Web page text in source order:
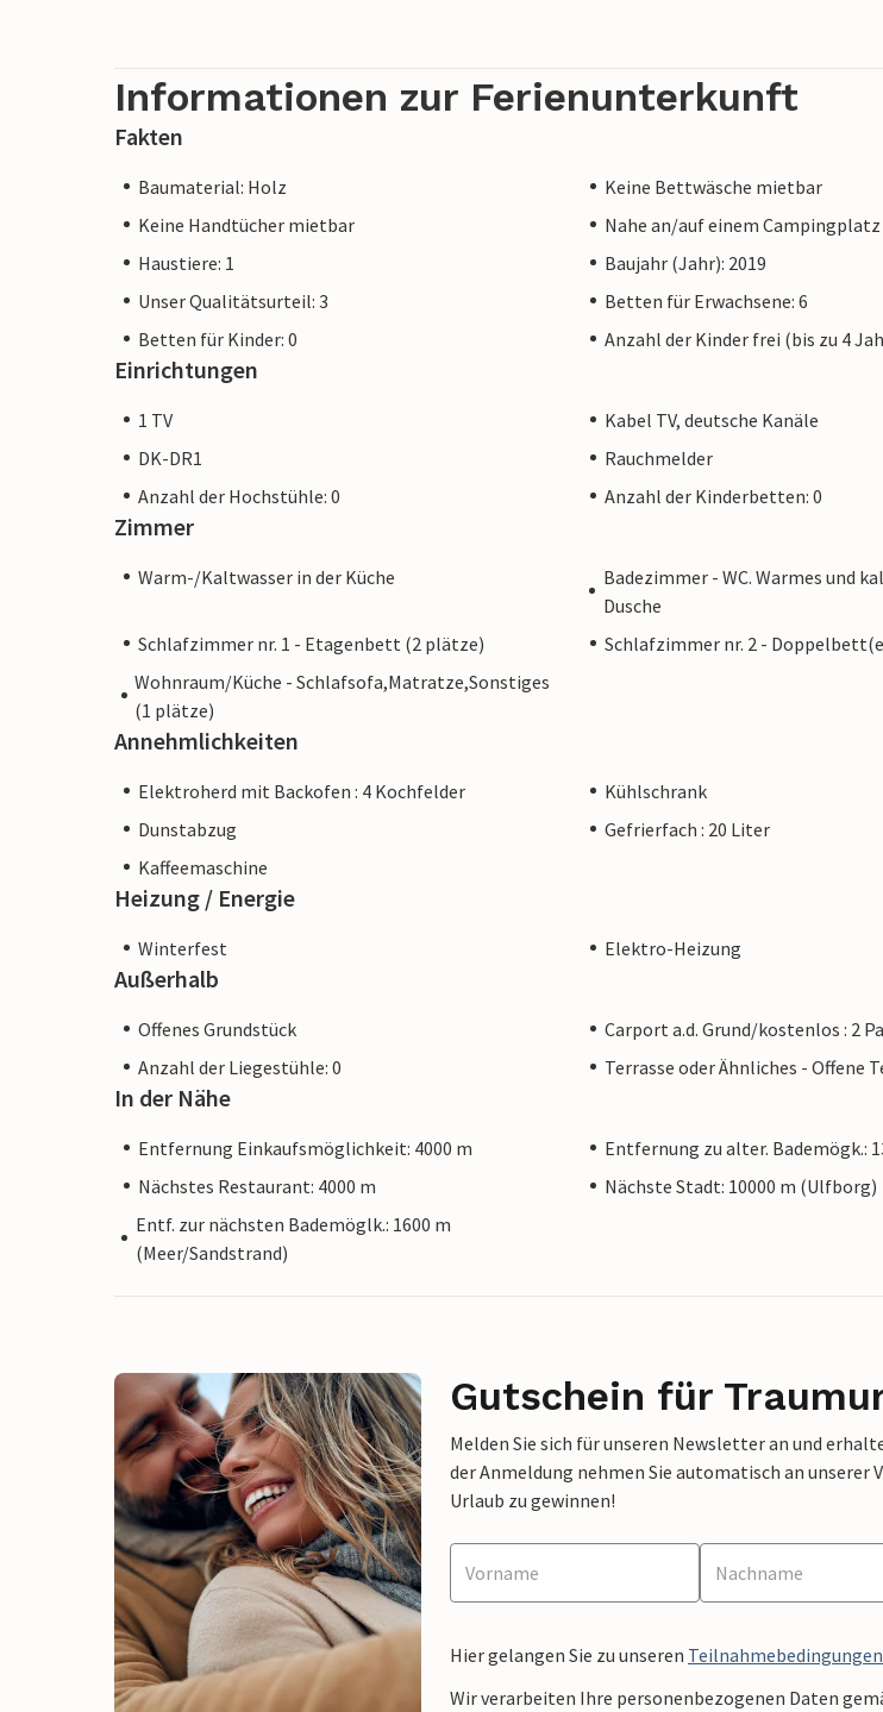
Informationen zur Ferienunterkunft
Fakten
Baumaterial: Holz
Keine Bettwäsche mietbar
Keine Handtücher mietbar
Nahe an/auf einem Campingplatz
Haustiere: 1
Baujahr (Jahr): 2019
Unser Qualitätsurteil: 3
Betten für Erwachsene: 6
Betten für Kinder: 0
Anzahl der Kinder frei (bis zu 4
Einrichtungen
1 TV
Kabel TV, deutsche Kanäle
DK-DR1
Rauchmelder
Anzahl der Hochstühle: 0
Anzahl der Kinderbetten: 0
Zimmer
Warm-/Kaltwasser in der Küche
Badezimmer - WC. Warmes und
Dusche
Schlafzimmer nr. 1 - Etagenbett (2 plätze)
Schlafzimmer nr. 2 -
Wohnraum/Küche - Schlafsofa,Matratze,Sonstiges
(1 plätze)
Annehmlichkeiten
Elektroherd mit Backofen : 4 Kochfelder
Kühlschrank
Dunstabzug
Gefrierfach : 20 Liter
Kaffeemaschine
Heizung / Energie
Winterfest Elektro-Heizung
Außerhalb
Offenes Grundstück
Carport a.d. Grund/kostenlos : 2
Anzahl der Liegestühle: 0
Terrasse oder Ähnliches - Offene
In der Nähe
Entfernung Einkaufsmöglichkeit: 4000 m
Entfernung zu alter. Bademögk.:
Nächstes Restaurant: 4000 m
Nächste Stadt: 10000 m (Ulfborg)
Entf. zur nächsten Bademöglk.: 1600 m
(Meer/Sandstrand)
Gutschein für
Melden Sie sich für unseren Newsletter an und
der Anmeldung nehmen Sie automatisch an unserer
Urlaub zu gewinnen!
Hier gelangen Sie zu unseren Teilnahmebedingungen
Wir verarbeiten Ihre personenbezogenen Daten